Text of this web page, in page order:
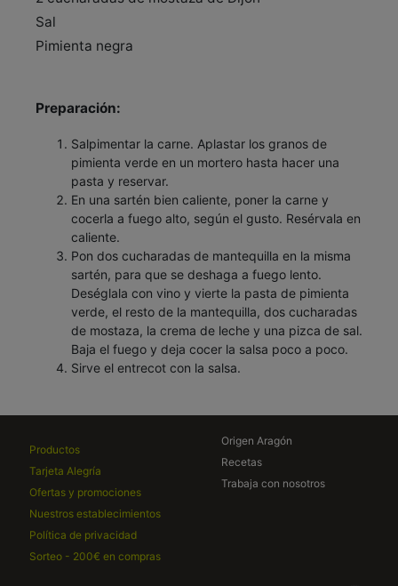
Sal
Pimienta negra
Preparación:
Salpimentar la carne. Aplastar los granos de
pimienta verde en un mortero hasta hacer una
pasta y reservar.
En una sartén bien caliente, poner la carne y
cocerla a fuego alto, según el gusto. Resérvala en
caliente.
Pon dos cucharadas de mantequilla en la misma
sartén, para que se deshaga a fuego lento.
Deséglala con vino y vierte la pasta de pimienta
verde, el resto de la mantequilla, dos cucharadas
de mostaza, la crema de leche y una pizca de sal.
Baja el fuego y deja cocer la salsa poco a poco.
Sirve el entrecot con la salsa.
Productos
Tarjeta Alegría
Ofertas y promociones
Nuestros establecimientos
Política de privacidad
Sorteo - 200€ en compras
Origen Aragón
Recetas
Trabaja con nosotros